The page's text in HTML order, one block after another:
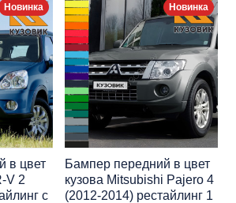
Новинка
в цвет
V 2
с
Новинка
Бампер передний в цвет
кузова Mitsubishi Pajero 4
(2012-2014) рестайлинг 1